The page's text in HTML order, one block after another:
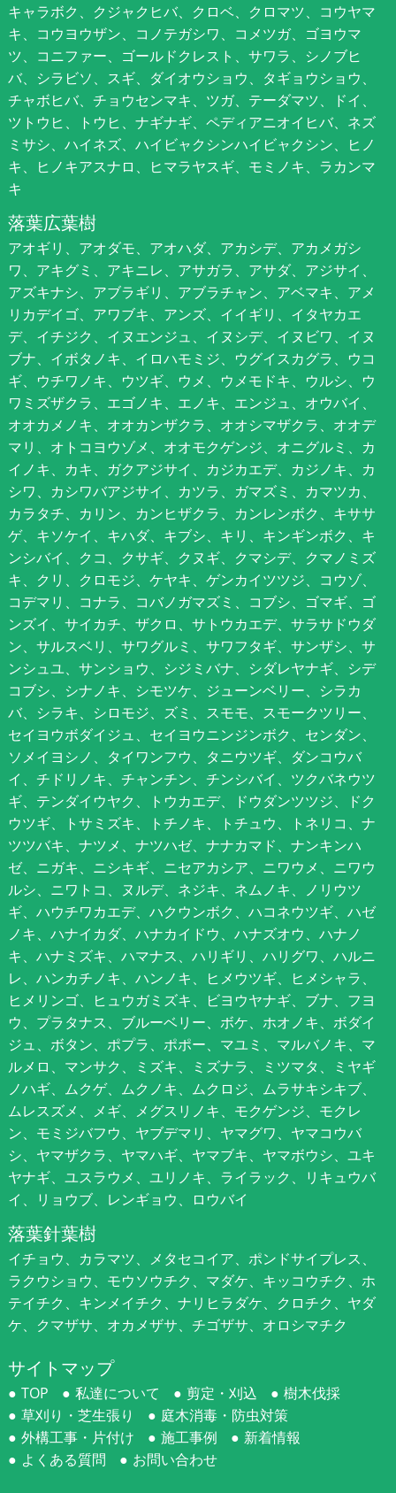
キャラボク、クジャクヒバ、クロベ、クロマツ、コウヤマ
キ、コウヨウザン、コノテガシワ、コメツガ、ゴヨウマ
ツ、コニファー、ゴールドクレスト、サワラ、シノブヒ
バ、シラビソ、スギ、ダイオウショウ、タギョウショウ、
チャボヒバ、チョウセンマキ、ツガ、テーダマツ、ドイ、
ツトウヒ、トウヒ、ナギナギ、ペディアニオイヒバ、ネズ
ミサシ、ハイネズ、ハイビャクシンハイビャクシン、ヒノ
キ、ヒノキアスナロ、ヒマラヤスギ、モミノキ、ラカンマ
キ
落葉広葉樹
アオギリ、アオダモ、アオハダ、アカシデ、アカメガシ
ワ、アキグミ、アキニレ、アサガラ、アサダ、アジサイ、
アズキナシ、アブラギリ、アブラチャン、アベマキ、アメ
リカデイゴ、アワブキ、アンズ、イイギリ、イタヤカエ
デ、イチジク、イヌエンジュ、イヌシデ、イヌビワ、イヌ
ブナ、イボタノキ、イロハモミジ、ウグイスカグラ、ウコ
ギ、ウチワノキ、ウツギ、ウメ、ウメモドキ、ウルシ、ウ
ワミズザクラ、エゴノキ、エノキ、エンジュ、オウバイ、
オオカメノキ、オオカンザクラ、オオシマザクラ、オオデ
マリ、オトコヨウゾメ、オオモクゲンジ、オニグルミ、カ
イノキ、カキ、ガクアジサイ、カジカエデ、カジノキ、カ
シワ、カシワバアジサイ、カツラ、ガマズミ、カマツカ、
カラタチ、カリン、カンヒザクラ、カンレンボク、キササ
ゲ、キソケイ、キハダ、キブシ、キリ、キンギンボク、キ
ンシバイ、クコ、クサギ、クヌギ、クマシデ、クマノミズ
キ、クリ、クロモジ、ケヤキ、ゲンカイツツジ、コウゾ、
コデマリ、コナラ、コバノガマズミ、コブシ、ゴマギ、ゴ
ンズイ、サイカチ、ザクロ、サトウカエデ、サラサドウダ
ン、サルスベリ、サワグルミ、サワフタギ、サンザシ、サ
ンシュユ、サンショウ、シジミバナ、シダレヤナギ、シデ
コブシ、シナノキ、シモツケ、ジューンベリー、シラカ
バ、シラキ、シロモジ、ズミ、スモモ、スモークツリー、
セイヨウボダイジュ、セイヨウニンジンボク、センダン、
ソメイヨシノ、タイワンフウ、タニウツギ、ダンコウバ
イ、チドリノキ、チャンチン、チンシバイ、ツクバネウツ
ギ、テンダイウヤク、トウカエデ、ドウダンツツジ、ドク
ウツギ、トサミズキ、トチノキ、トチュウ、トネリコ、ナ
ツツバキ、ナツメ、ナツハゼ、ナナカマド、ナンキンハ
ゼ、ニガキ、ニシキギ、ニセアカシア、ニワウメ、ニワウ
ルシ、ニワトコ、ヌルデ、ネジキ、ネムノキ、ノリウツ
ギ、ハウチワカエデ、ハクウンボク、ハコネウツギ、ハゼ
ノキ、ハナイカダ、ハナカイドウ、ハナズオウ、ハナノ
キ、ハナミズキ、ハマナス、ハリギリ、ハリグワ、ハルニ
レ、ハンカチノキ、ハンノキ、ヒメウツギ、ヒメシャラ、
ヒメリンゴ、ヒュウガミズキ、ビヨウヤナギ、ブナ、フヨ
ウ、プラタナス、ブルーベリー、ボケ、ホオノキ、ボダイ
ジュ、ボタン、ポプラ、ポポー、マユミ、マルバノキ、マ
ルメロ、マンサク、ミズキ、ミズナラ、ミツマタ、ミヤギ
ノハギ、ムクゲ、ムクノキ、ムクロジ、ムラサキシキブ、
ムレスズメ、メギ、メグスリノキ、モクゲンジ、モクレ
ン、モミジバフウ、ヤブデマリ、ヤマグワ、ヤマコウバ
シ、ヤマザクラ、ヤマハギ、ヤマブキ、ヤマボウシ、ユキ
ヤナギ、ユスラウメ、ユリノキ、ライラック、リキュウバ
イ、リョウブ、レンギョウ、ロウバイ
落葉針葉樹
イチョウ、カラマツ、メタセコイア、ポンドサイプレス、
ラクウショウ、モウソウチク、マダケ、キッコウチク、ホ
テイチク、キンメイチク、ナリヒラダケ、クロチク、ヤダ
ケ、クマザサ、オカメザサ、チゴザサ、オロシマチク
サイトマップ
TOP 私達について 剪定・刈込
樹木伐採
草刈り・芝生張り
庭木消毒・防虫対策
外構工事・片付け
施工事例
新着情報
よくある質問
お問い合わせ